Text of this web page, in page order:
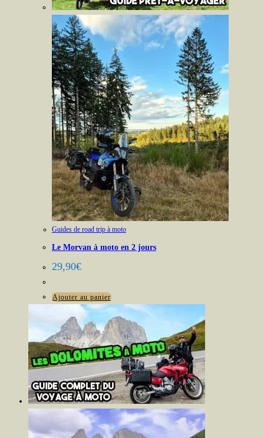
Guides de road trip à moto
Le Morvan à moto en 2 jours
29,90€
Ajouter au panier